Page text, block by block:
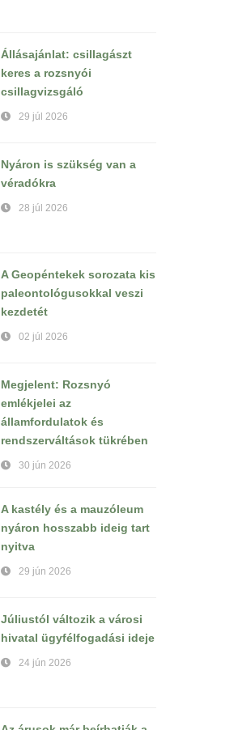
Állásajánlat: csillagászt
keres a rozsnyói
csillagvizsgáló
29 júl 2026
Nyáron is szükség van a
véradókra
28 júl 2026
A Geopéntekek sorozata kis
paleontológusokkal veszi
kezdetét
02 júl 2026
Megjelent: Rozsnyó
emlékjelei az
államfordulatok és
rendszerváltások tükrében
30 jún 2026
A kastély és a mauzóleum
nyáron hosszabb ideig tart
nyitva
29 jún 2026
Júliustól változik a városi
hivatal ügyfélfogadási ideje
24 jún 2026